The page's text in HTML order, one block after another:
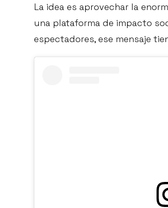
La idea es aprovechar la
una plataforma de impacto
espectadores, ese mensaje